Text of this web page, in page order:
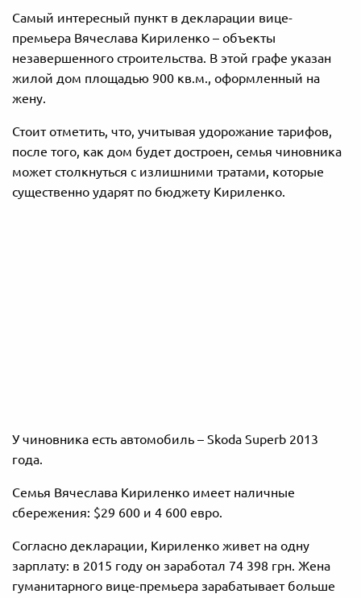
Самый интересный пункт в декларации вице-
премьера Вячеслава Кириленко – объекты
незавершенного строительства. В этой графе указан
жилой дом площадью 900 кв.м., оформленный на
жену.
Стоит отметить, что, учитывая удорожание тарифов,
после того, как дом будет достроен, семья чиновника
может столкнуться с излишними тратами, которые
существенно ударят по бюджету Кириленко.
У чиновника есть автомобиль – Skoda Superb 2013
года.
Семья Вячеслава Кириленко имеет наличные
сбережения: $29 600 и 4 600 евро.
Согласно декларации, Кириленко живет на одну
зарплату: в 2015 году он заработал 74 398 грн. Жена
гуманитарного вице-премьера зарабатывает больше